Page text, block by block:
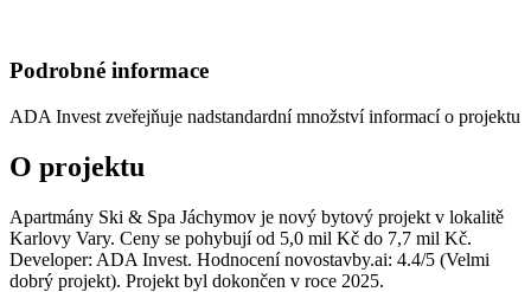
Podrobné informace
ADA Invest zveřejňuje nadstandardní množství informací o projektu
O projektu
Apartmány Ski & Spa Jáchymov je nový bytový projekt v lokalitě
Karlovy Vary. Ceny se pohybují od 5,0 mil Kč do 7,7 mil Kč.
Developer: ADA Invest. Hodnocení novostavby.ai: 4.4/5 (Velmi
dobrý projekt). Projekt byl dokončen v roce 2025.